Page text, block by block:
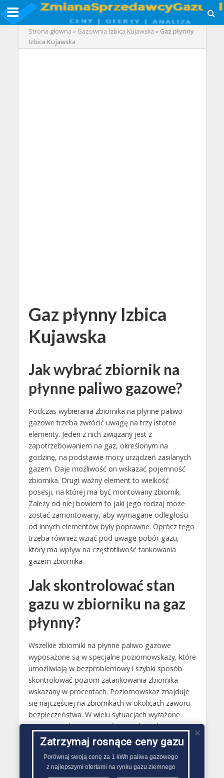
Strona główna » Gazownia Izbica Kujawska »Gaz płynny
Izbica Kujawska
Gaz płynny Izbica
Kujawska
Jak wybrać zbiornik na
płynne paliwo gazowe?
Podczas wybierania zbiornika na płynne paliwo
gazowe trzeba zwrócić uwagę na trzy istotne
elementy. Jeden z nich związany jest z
zapotrzebowaniem na gaz, określonym na
godzinę, na podstawie mocy urządzeń zasilanych
gazem. Daje możliwość on wskazać pojemność
zbiornika. Drugi ważny element to wielkość
posesji, na której ma być montowany zbiornik.
Zależy od niej bowiem to jaki jego rodzaj może
zostać zamontowany, aby wymagane odległości
od innych elementów były poprawne. Oprócz tego
trzeba również wziąć pod uwagę pobór gazu,
który ma wpływ na częstotliwość tankowania
gazem zbiornika.
Jak skontrolować stan
gazu w zbiorniku na gaz
płynny?
Wszelkie zbiorniki na płynne paliwo gazowe
wyposażone są w specjalne poziomowskazy, które
umożliwiają w bezproblemowy i szybki sposób
skontrolować poziom zatankowania zbiornika
wskazany w procentach. Poziomowskaz znajduje
się najczęściej na zbiornikach w okolicach zaworu
bezpieczeństwa. W wielu sytuacjach wyrażone
przez nie wskazania napełnienia zbiornika
wyróżnione są także czerwonym kolorem od mniej
więcej 20%, który wskazuje konieczność
zamówienia na dostawę gazu. W sytuacji, kiedy po
zamontowaniu zbiornika jest od podłączony do
Zatrzymaj rosnące ceny gazu
Porównaj swoją cenę za 1 kWh paliwa gazowego
z najlepszymi ofertami na rynku gazu ziemnego